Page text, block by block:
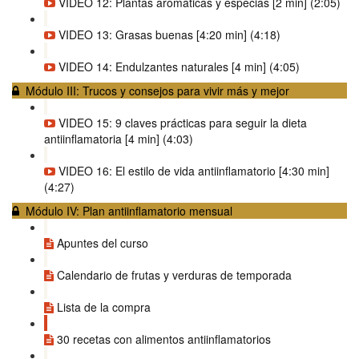
VIDEO 13: Grasas buenas [4:20 min] (4:18)
VIDEO 14: Endulzantes naturales [4 min] (4:05)
Módulo III: Trucos y consejos para vivir más y mejor
VIDEO 15: 9 claves prácticas para seguir la dieta
antiinflamatoria [4 min] (4:03)
VIDEO 16: El estilo de vida antiinflamatorio [4:30 min]
(4:27)
Módulo IV: Plan antiinflamatorio mensual
Apuntes del curso
Calendario de frutas y verduras de temporada
Lista de la compra
30 recetas con alimentos antiinflamatorios